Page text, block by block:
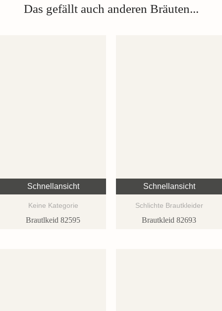
Das gefällt auch anderen Bräuten...
Schnellansicht
Keine Kategorie
Brautlkeid 82595
Schnellansicht
Schlichte Brautkleider
Brautkleid 82693